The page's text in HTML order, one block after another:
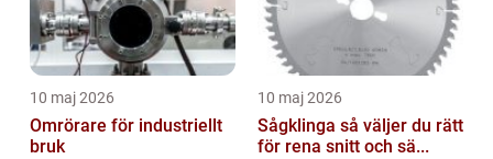
10 maj 2026
Omrörare för industriellt
bruk
10 maj 2026
Sågklinga så väljer du rätt
för rena snitt och sä...